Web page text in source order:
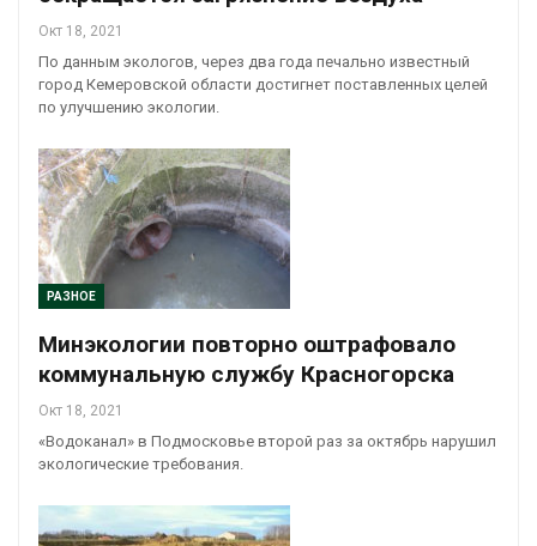
Окт 18, 2021
По данным экологов, через два года печально известный
город Кемеровской области достигнет поставленных целей
по улучшению экологии.
РАЗНОЕ
Минэкологии повторно оштрафовало
коммунальную службу Красногорска
Окт 18, 2021
«Водоканал» в Подмосковье второй раз за октябрь нарушил
экологические требования.